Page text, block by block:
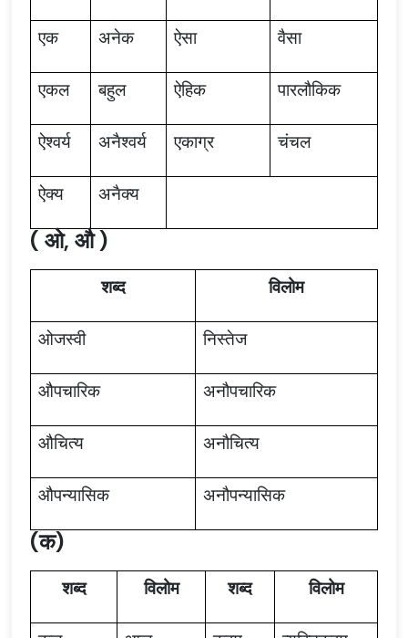
एक अनेक ऐसा वैसा
एकल बहुल ऐहिक पारलौकिक
ऐश्वर्य अनैश्वर्य एकाग्र चंचल
ऐक्य अनैक्य
( ओ, औ )
शब्द विलोम
ओजस्वी निस्तेज
औपचारिक अनौपचारिक
औचित्य अनौचित्य
औपन्यासिक अनौपन्यासिक
(क)
शब्द विलोम शब्द विलोम